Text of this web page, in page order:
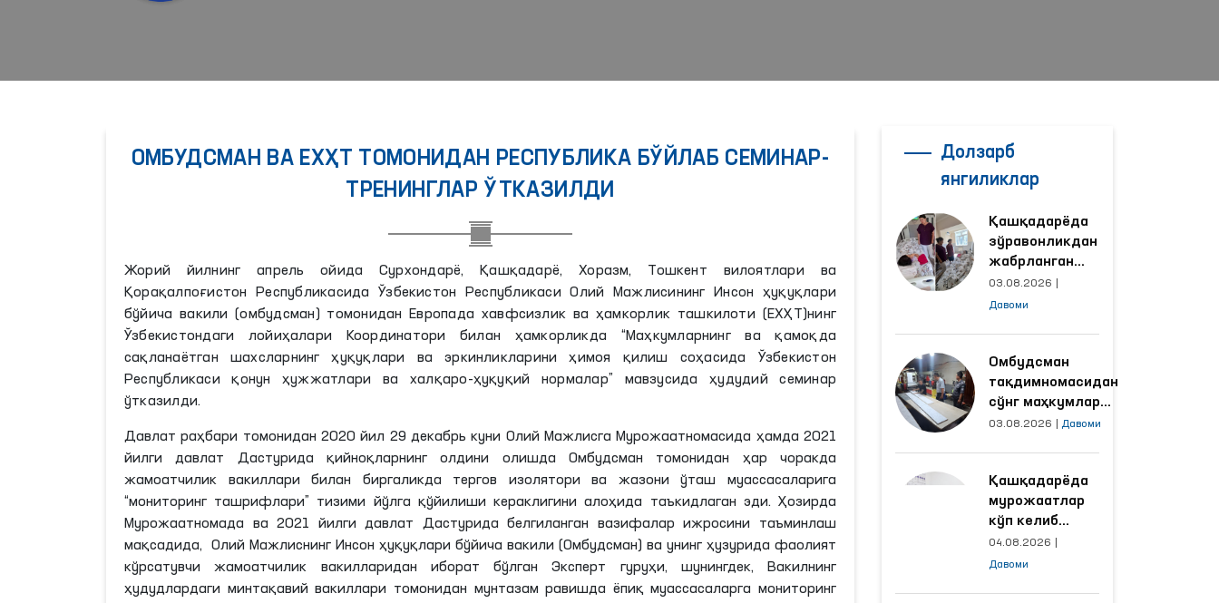
ОМБУДСМАН ВА ЕХҲТ ТОМОНИДАН РЕСПУБЛИКА БЎЙЛАБ СЕМИНАР-
ТРЕНИНГЛАР ЎТКАЗИЛДИ
Жорий йилнинг апрель ойида Сурхондарё, Қашқадарё, Хоразм, Тошкент вилоятлари ва
Қорақалпоғистон Республикасида Ўзбекистон Республикаси Олий Мажлисининг Инсон ҳуқуқлари
бўйича вакили (омбудсман) томонидан Европада хавфсизлик ва ҳамкорлик ташкилоти (ЕХҲТ)нинг
Ўзбекистондаги лойиҳалари Координатори билан ҳамкорликда “Маҳкумларнинг ва қамоқда
сақланаётган шахсларнинг ҳуқуқлари ва эркинликларини ҳимоя қилиш соҳасида Ўзбекистон
Республикаси қонун ҳужжатлари ва халқаро-ҳуқуқий нормалар” мавзусида ҳудудий семинар
ўтказилди.
Давлат раҳбари томонидан 2020 йил 29 декабрь куни Олий Мажлисга Мурожаатномасида ҳамда 2021
йилги давлат Дастурида қийноқларнинг олдини олишда Омбудсман томонидан ҳар чоракда
жамоатчилик вакиллари билан биргаликда тергов изолятори ва жазони ўташ муассасаларига
“мониторинг ташрифлари” тизими йўлга қўйилиши кераклигини алоҳида таъкидлаган эди. Ҳозирда
Мурожаатномада ва 2021 йилги давлат Дастурида белгиланган вазифалар ижросини таъминлаш
мақсадида, Олий Мажлиснинг Инсон ҳуқуқлари бўйича вакили (Омбудсман) ва унинг ҳузурида фаолият
кўрсатувчи жамоатчилик вакилларидан иборат бўлган Эксперт гуруҳи, шунингдек, Вакилнинг
ҳудудлардаги минтақавий вакиллари томонидан мунтазам равишда ёпиқ муассасаларга мониторинг
Долзарб
янгиликлар
Қашқадарёда
зўравонликдан
жабрланган
аёлнинг ҳолати
Омбудсман
03.08.2026
Давоми
Омбудсман
тақдимномасидан
сўнг маҳкумлар
меҳнат қилаётган
яхшиланди
03.08.2026 Давоми
Қашқадарёда
мурожаатлар
кўп келиб
тушаётган
ҳудудлар
04.08.2026
Давоми